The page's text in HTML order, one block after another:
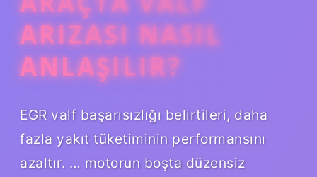
ARIZASI NASIL
ANLAŞILIR?
EGR valf başarısızlığı belirtileri, daha
fazla yakıt tüketiminin performansını
azaltır. … motorun boşta düzensiz